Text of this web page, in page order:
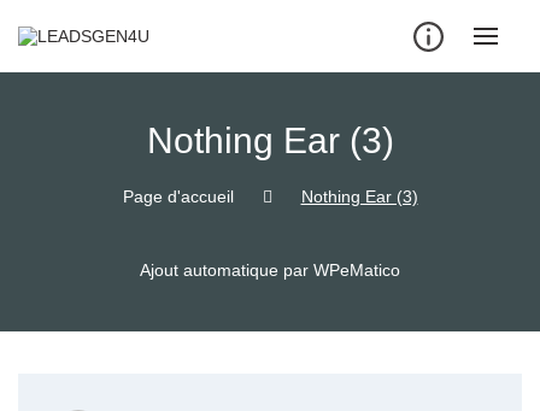
Nothing Ear (3)
Page d'accueil Nothing Ear (3)
Ajout automatique par WPeMatico